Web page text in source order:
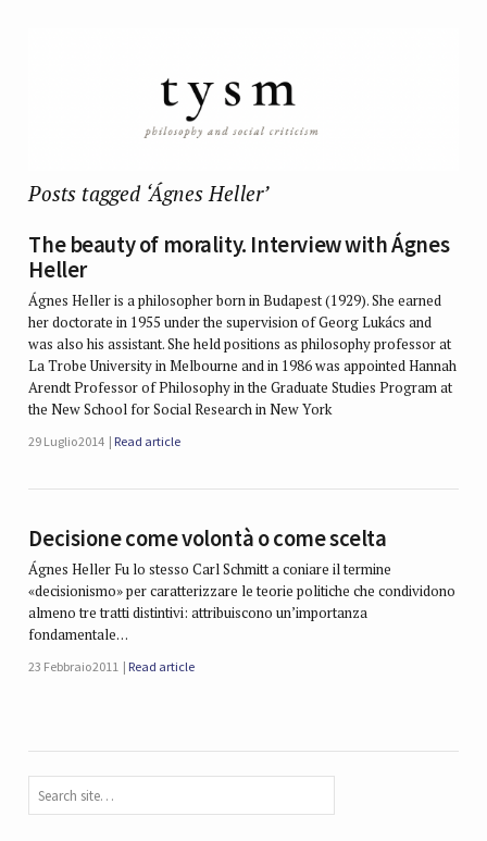
Posts tagged ‘Ágnes Heller’
The beauty of morality. Interview with Ágnes
Heller
Ágnes Heller is a philosopher born in Budapest (1929). She earned
her doctorate in 1955 under the supervision of Georg Lukács and
was also his assistant. She held positions as philosophy professor at
La Trobe University in Melbourne and in 1986 was appointed Hannah
Arendt Professor of Philosophy in the Graduate Studies Program at
the New School for Social Research in New York
29 Luglio 2014 Read article
Decisione come volontà o come scelta
Ágnes Heller Fu lo stesso Carl Schmitt a coniare il termine
«decisionismo» per caratterizzare le teorie politiche che condividono
almeno tre tratti distintivi: attribuiscono un’importanza
fondamentale…
23 Febbraio 2011 Read article